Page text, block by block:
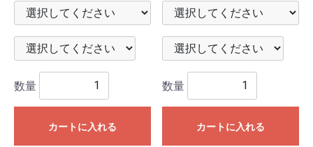
数量
カートに入れる
数量
カートに入れる